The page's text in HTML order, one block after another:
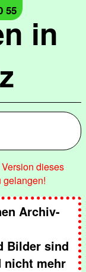
in
55
dieses
gelangen!
Archiv-
Bilder sind
nicht mehr